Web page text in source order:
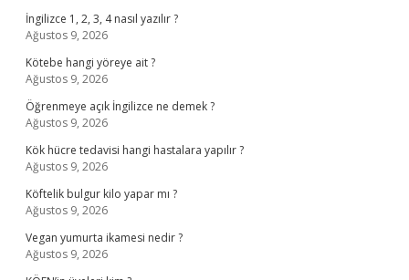
İngilizce 1, 2, 3, 4 nasıl yazılır ?
Ağustos 9, 2026
Kötebe hangi yöreye ait ?
Ağustos 9, 2026
Öğrenmeye açık İngilizce ne demek ?
Ağustos 9, 2026
Kök hücre tedavisi hangi hastalara yapılır ?
Ağustos 9, 2026
Köftelik bulgur kilo yapar mı ?
Ağustos 9, 2026
Vegan yumurta ikamesi nedir ?
Ağustos 9, 2026